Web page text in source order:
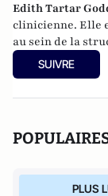
Edith Tartar
clinicienne. Elle
au sein de la
cadre scolaire,
relationnels
des ateliers de
SUIVRE
PLUS